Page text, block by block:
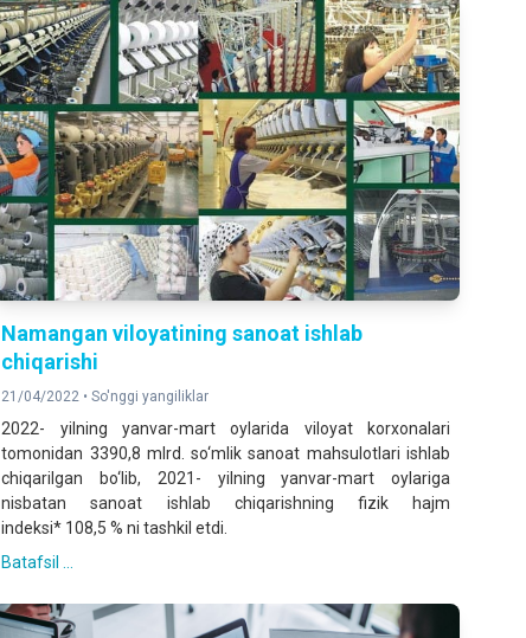
Namangan viloyatining sanoat ishlab
chiqarishi
21/04/2022 •So'nggi yangiliklar
2022- yilning yanvar-mart oylarida viloyat korxonalari
tomonidan 3390,8 mlrd. so‘mlik sanoat mahsulotlari ishlab
chiqarilgan bo‘lib, 2021- yilning yanvar-mart oylariga
nisbatan sanoat ishlab chiqarishning fizik hajm
indeksi* 108,5 % ni tashkil etdi.
Batafsil ...